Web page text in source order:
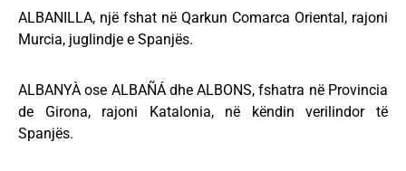
ALBANILLA, një fshat në Qarkun Comarca Oriental, rajoni
Murcia, juglindje e Spanjës.
ALBANYÀ ose ALBAÑÁ dhe ALBONS, fshatra në Provincia
de Girona, rajoni Katalonia, në këndin verilindor të
Spanjës.